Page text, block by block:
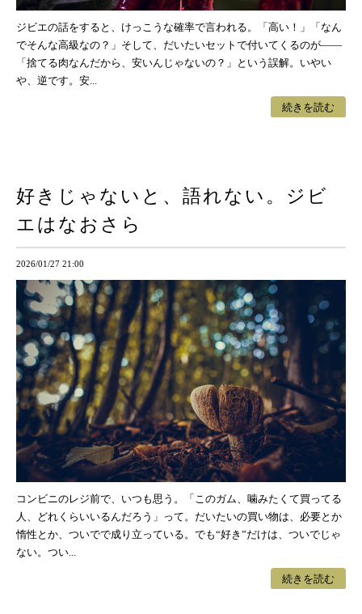
ジビエの話をすると、けっこうな確率で言われる。「高い！」「なん
でそんな高級なの？」そして、だいたいセットで付いてくるのが——
「捨てる肉なんだから、安いんじゃないの？」という誤解。いやい
や、逆です。安...
続きを読む
好きじゃないと、語れない。ジビ
エはなおさら
2026/01/27 21:00
コンビニのレジ前で、いつも思う。「このガム、噛みたくて買ってる
人、どれくらいいるんだろう」って。だいたいの買い物は、必要とか
惰性とか、ついでで成り立っている。でも“好き”だけは、ついでじゃ
ない。つい...
続きを読む